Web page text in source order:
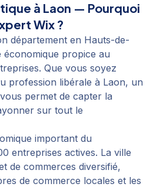
à Laon — Pourquoi
Wix ?
département en Hauts-de-
propice au
Que vous soyez
profession libérale à Laon, un
permet de capter la
sur tout le
important du
entreprises actives. La ville
de commerces diversifié,
de commerce locales et les